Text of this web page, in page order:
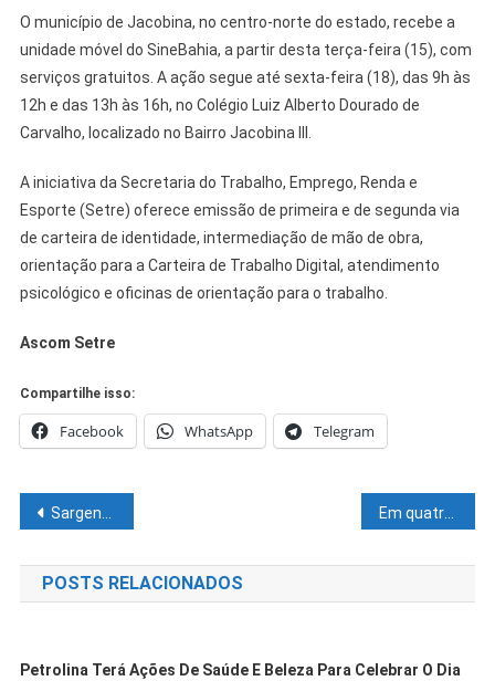
O município de Jacobina, no centro-norte do estado, recebe a
unidade móvel do SineBahia, a partir desta terça-feira (15), com
serviços gratuitos. A ação segue até sexta-feira (18), das 9h às
12h e das 13h às 16h, no Colégio Luiz Alberto Dourado de
Carvalho, localizado no Bairro Jacobina III.
A iniciativa da Secretaria do Trabalho, Emprego, Renda e
Esporte (Setre) oferece emissão de primeira e de segunda via
de carteira de identidade, intermediação de mão de obra,
orientação para a Carteira de Trabalho Digital, atendimento
psicológico e oficinas de orientação para o trabalho.
Ascom Setre
Compartilhe isso:
Facebook WhatsApp Telegram
Navegação
de
Post
Sargento é condenado a 14 anos e 6 meses de prisão por transportar cocaína em avião da FAB Em quatro horas, PRF recolhe 14 motocicletas irregulares em Carpina
POSTS RELACIONADOS
Petrolina Terá Ações De Saúde E Beleza Para Celebrar O Dia